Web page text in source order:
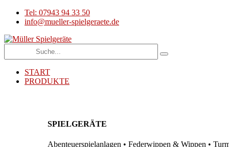
Tel: 07943 94 33 50
info@mueller-spielgeraete.de
START
PRODUKTE
SPIELGERÄTE
Abenteuerspielanlagen • Federwippen & Wippen •